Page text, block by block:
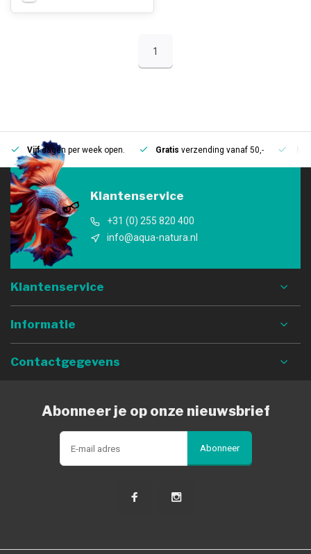
1
Vijfdagen per week open. Gratis verzending vanaf 50,-
Klantenservice
+31 (0) 255 820 400
info@aqua-natura.nl
Klantenservice
Informatie
Contactgegevens
Abonneer je op onze nieuwsbrief
Abonneer